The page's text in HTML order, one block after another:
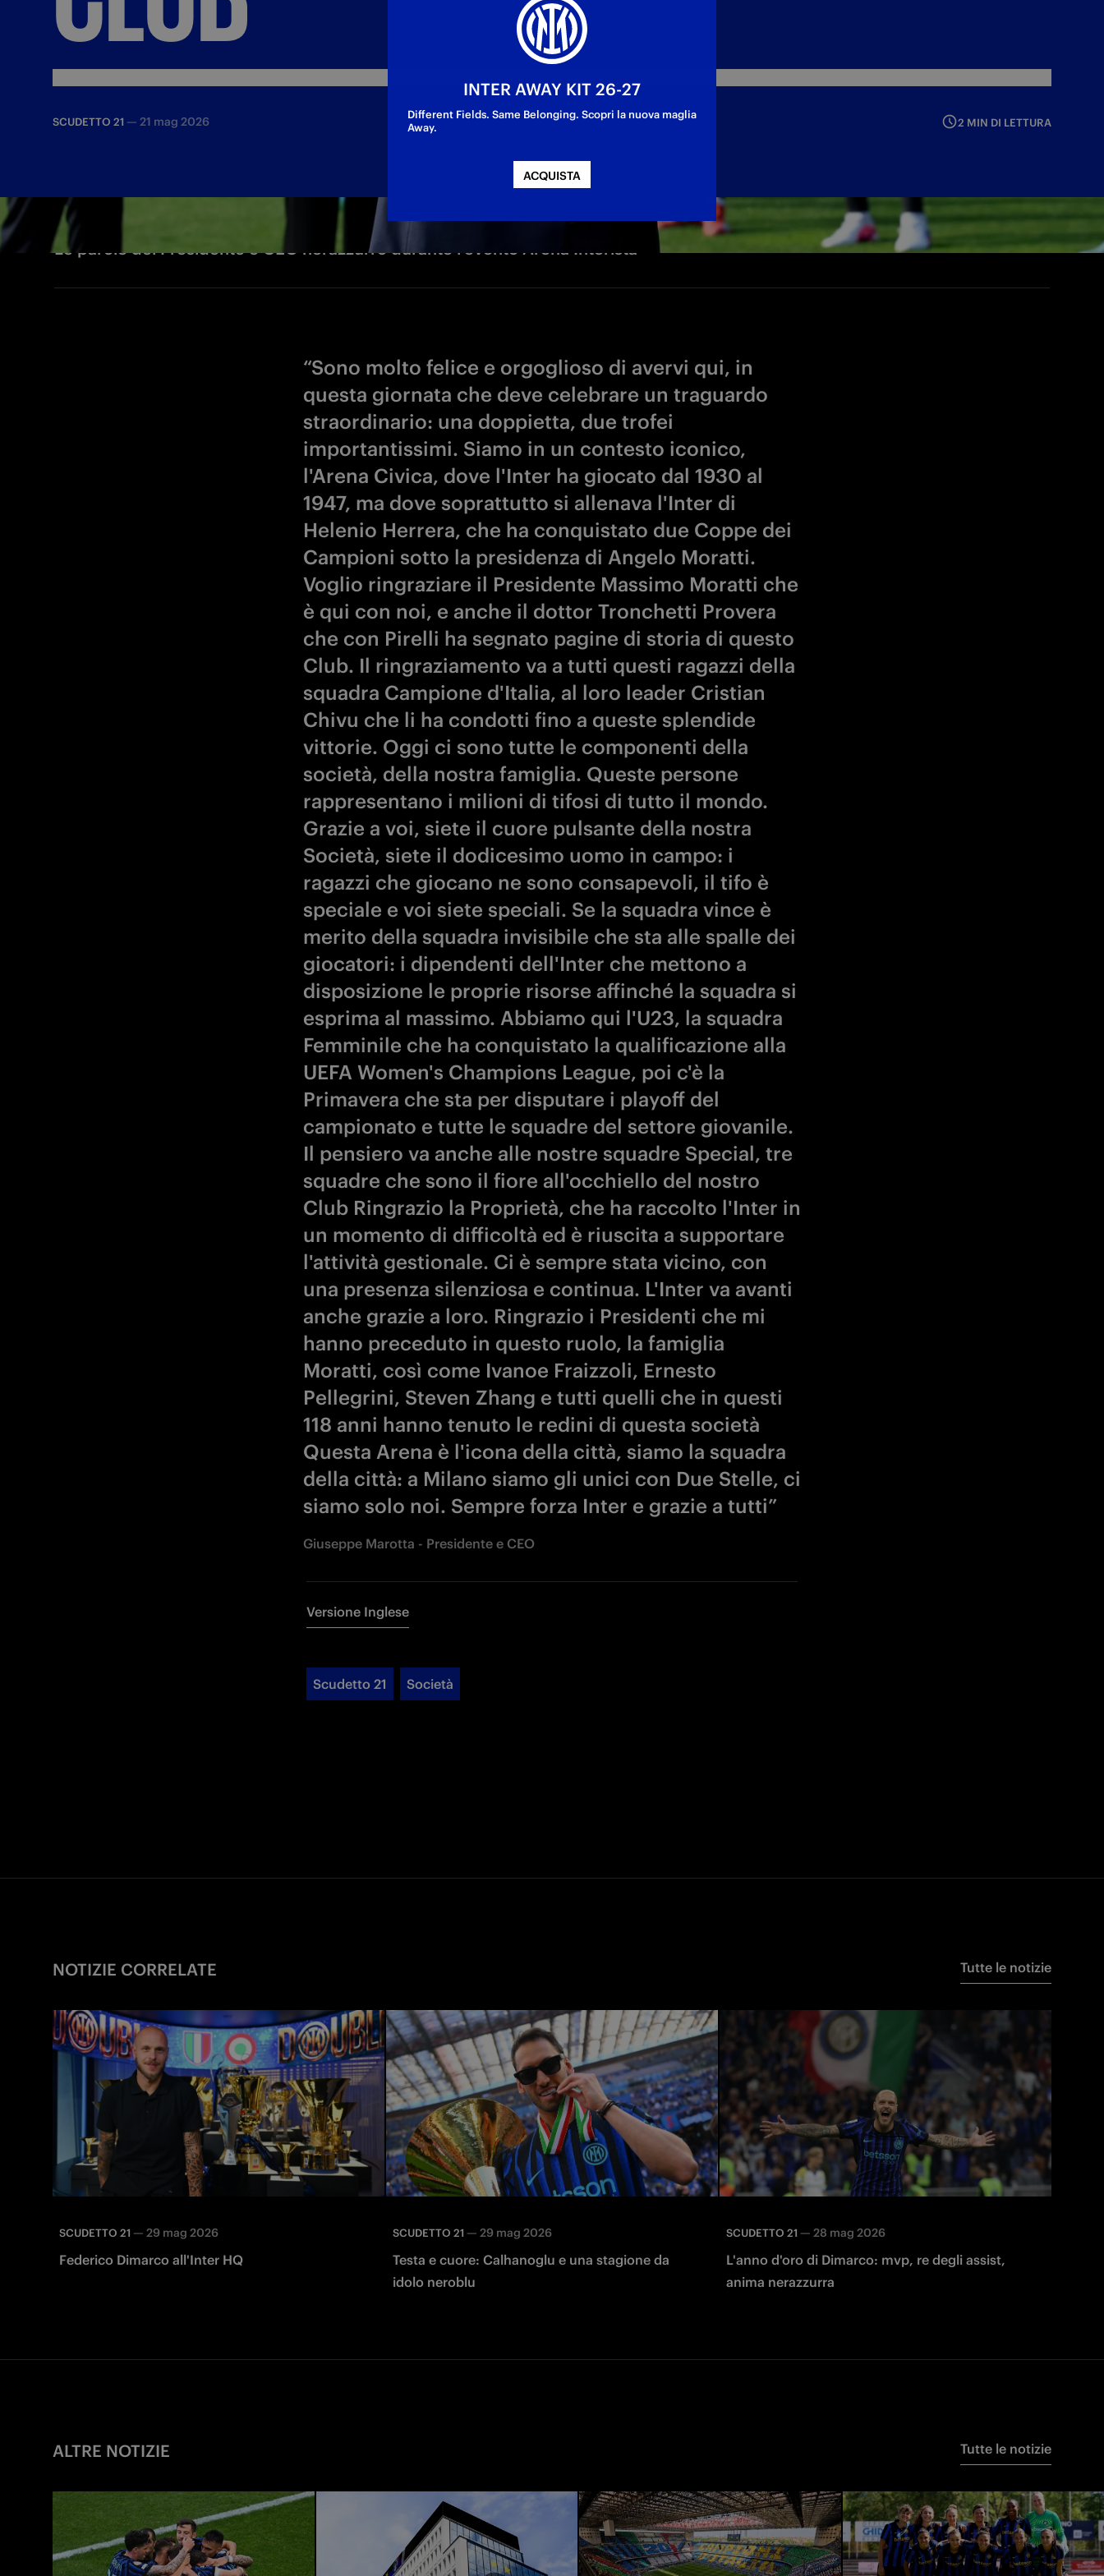
SCUDETTO 21 — 21 mag 2026 2 MIN DI LETTURA
Le parole del Presidente e CEO nerazzurro durante l'evento Arena Interista
“Sono molto felice e orgoglioso di avervi qui, in
questa giornata che deve celebrare un traguardo
straordinario: una doppietta, due trofei
importantissimi. Siamo in un contesto iconico,
l'Arena Civica, dove l'Inter ha giocato dal 1930 al
1947, ma dove soprattutto si allenava l'Inter di
Helenio Herrera, che ha conquistato due Coppe dei
Campioni sotto la presidenza di Angelo Moratti.
Voglio ringraziare il Presidente Massimo Moratti che
è qui con noi, e anche il dottor Tronchetti Provera
che con Pirelli ha segnato pagine di storia di questo
Club. Il ringraziamento va a tutti questi ragazzi della
squadra Campione d'Italia, al loro leader Cristian
Chivu che li ha condotti fino a queste splendide
vittorie. Oggi ci sono tutte le componenti della
società, della nostra famiglia. Queste persone
rappresentano i milioni di tifosi di tutto il mondo.
Grazie a voi, siete il cuore pulsante della nostra
Società, siete il dodicesimo uomo in campo: i
ragazzi che giocano ne sono consapevoli, il tifo è
speciale e voi siete speciali. Se la squadra vince è
merito della squadra invisibile che sta alle spalle dei
giocatori: i dipendenti dell'Inter che mettono a
disposizione le proprie risorse affinché la squadra si
esprima al massimo. Abbiamo qui l'U23, la squadra
Femminile che ha conquistato la qualificazione alla
UEFA Women's Champions League, poi c'è la
Primavera che sta per disputare i playoff del
campionato e tutte le squadre del settore giovanile.
Il pensiero va anche alle nostre squadre Special, tre
squadre che sono il fiore all'occhiello del nostro
Club Ringrazio la Proprietà, che ha raccolto l'Inter in
un momento di difficoltà ed è riuscita a supportare
l'attività gestionale. Ci è sempre stata vicino, con
una presenza silenziosa e continua. L'Inter va avanti
anche grazie a loro. Ringrazio i Presidenti che mi
hanno preceduto in questo ruolo, la famiglia
Moratti, così come Ivanoe Fraizzoli, Ernesto
Pellegrini, Steven Zhang e tutti quelli che in questi
118 anni hanno tenuto le redini di questa società
Questa Arena è l'icona della città, siamo la squadra
della città: a Milano siamo gli unici con Due Stelle, ci
siamo solo noi. Sempre forza Inter e grazie a tutti”
Giuseppe Marotta - Presidente e CEO
Versione Inglese
Scudetto 21 Società
NOTIZIE CORRELATE Tutte le notizie
SCUDETTO 21 — 29 mag 2026
Federico Dimarco all'Inter HQ
SCUDETTO 21 — 29 mag 2026
Testa e cuore: Calhanoglu e una stagione da
idolo neroblu
SCUDETTO 21 — 28 mag 2026
L'anno d'oro di Dimarco: mvp, re degli assist,
anima nerazzurra
ALTRE NOTIZIE Tutte le notizie
INTER AWAY KIT 26-27
Different Fields. Same Belonging. Scopri la nuova maglia
Away.
ACQUISTA